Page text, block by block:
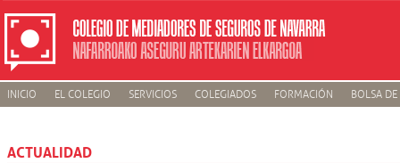
INICIO EL COLEGIO SERVICIOS COLEGIADOS FORMACIÓN BOLSA
ACTUALIDAD